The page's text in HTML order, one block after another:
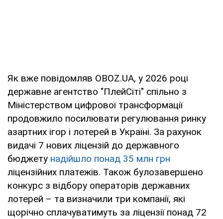
Як вже повідомляв OBOZ.UA, у 2026 році
державне агентство "ПлейСіті" спільно з
Міністерством цифрової трансформації
продовжило посилювати регулювання ринку
азартних ігор і лотерей в Україні. За рахунок
видачі 7 нових ліцензій до державного
бюджету надійшло понад 35 млн грн
ліцензійних платежів. Також булозавершено
конкурс з відбору операторів державних
лотерей – та визначили три компанії, які
щорічно сплачуватимуть за ліцензії понад 72